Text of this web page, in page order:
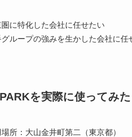
圏に特化した会社に任せたい
グループの強みを生かした会社に任
を実際に使ってみた
所：大山金井町第二（東京都）